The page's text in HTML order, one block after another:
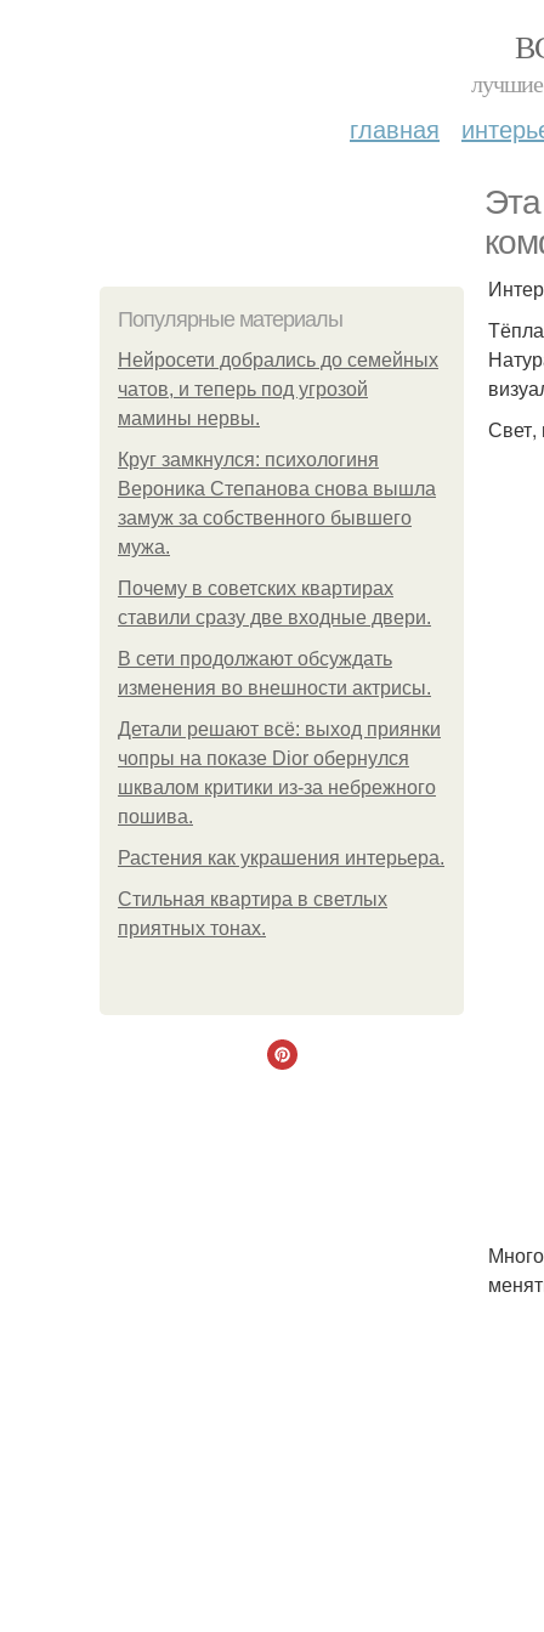
лучшие
главная
Популярные материалы
Нейросети добрались до семейных
чатов, и теперь под угрозой
мамины нервы.
Круг замкнулся: психологиня
Вероника Степанова снова вышла
замуж за собственного бывшего
мужа.
Почему в советских квартирах
ставили сразу две входные двери.
В сети продолжают обсуждать
изменения во внешности актрисы.
Детали решают всё: выход приянки
чопры на показе Dior обернулся
шквалом критики из-за небрежного
пошива.
Растения как украшения интерьера.
Стильная квартира в светлых
приятных тонах.
Свет,